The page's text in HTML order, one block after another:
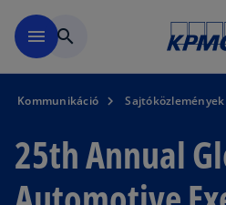
menu search
Kommunikáció Sajtóközlemények
25th Annual